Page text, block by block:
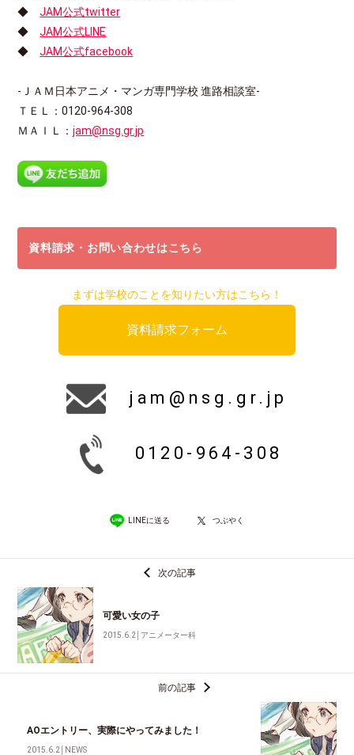
◆JAM公式twitter
◆JAM公式LINE
◆JAM公式facebook
-ＪＡＭ日本アニメ・マンガ専門学校 進路相談室-
ＴＥＬ：0120-964-308
ＭＡＩＬ：jam@nsg.gr.jp
資料請求・お問い合わせはこちら
まずは学校のことを知りたい方はこちら！
資料請求フォーム
jam@nsg.gr.jp
0120-964-308
LINEに送る つぶやく
次の記事
可愛い女の子
2015.6.2 アニメーター科
前の記事
AOエントリー、実際にやってみました！
2015.6.2 NEWS